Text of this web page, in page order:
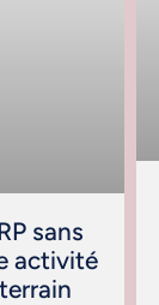
sans
activité